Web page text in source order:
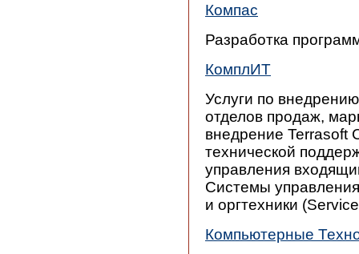
Компас
Разработка
КомплИТ
Услуги по
отделов продаж,
внедрение Terrasoft
технической
управления
Системы
и оргтехники
Компьютерные